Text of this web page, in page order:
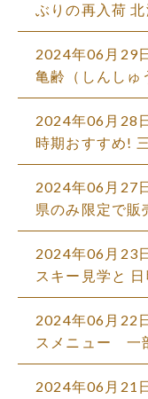
ぶりの再入荷
2024年06月29
亀齢（しんしゅ
2024年06月28
時期おすすめ!
2024年06月27
県のみ限定で
2024年06月23
スキー見学と
2024年06月22
スメニュー 一
2024年06月21